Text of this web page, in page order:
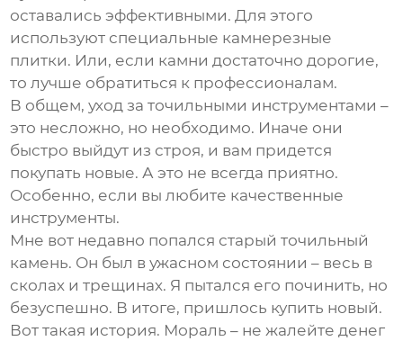
оставались эффективными. Для этого
используют специальные камнерезные
плитки. Или, если камни достаточно дорогие,
то лучше обратиться к профессионалам.
В общем, уход за точильными инструментами –
это несложно, но необходимо. Иначе они
быстро выйдут из строя, и вам придется
покупать новые. А это не всегда приятно.
Особенно, если вы любите качественные
инструменты.
Мне вот недавно попался старый точильный
камень. Он был в ужасном состоянии – весь в
сколах и трещинах. Я пытался его починить, но
безуспешно. В итоге, пришлось купить новый.
Вот такая история. Мораль – не жалейте денег